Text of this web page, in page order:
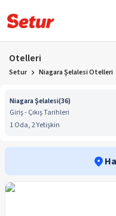
Otelleri
Setur Niagara Şelalesi Otelleri
Niagara Şelalesi(36)
Giriş - Çıkış Tarihleri
1 Oda, 2 Yetişkin